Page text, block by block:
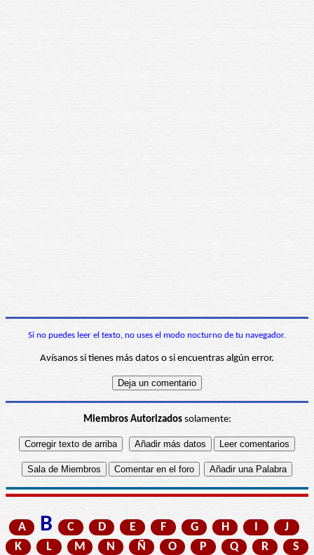
Si no puedes leer el texto, no uses el modo nocturno de tu navegador.
Avísanos si tienes más datos o si encuentras algún error.
Miembros Autorizadossolamente:
A B C D E F G H I
J
K
L M N Ñ O P Q R
S